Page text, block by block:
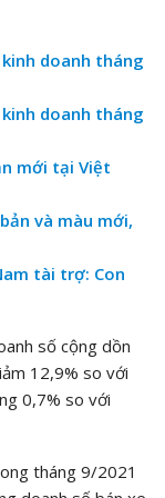
doanh tháng
doanh tháng
mới tại Việt
và màu mới,
tài trợ: Con
số cộng dồn
12,9% so với
0,7% so với
tháng 9/2021